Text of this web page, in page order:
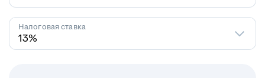
Налоговая ставка
13%